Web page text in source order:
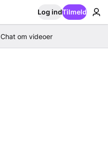
Log indTilmeld
Chat om videoer